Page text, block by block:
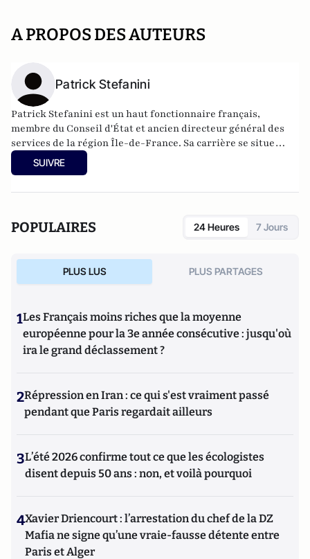
A PROPOS DES AUTEURS
Patrick Stefanini
Patrick Stefanini est un haut fonctionnaire français,
membre du Conseil d'État et ancien directeur général des
services de la région Île-de-France. Sa carrière se situe
entre l'administration et la politique. Diplômé de l'ENA en
1979, il soutient Chirac avant de devenir un proche
de la victoire de Jacques Chirac à la présidentielle en 1995,
avant donc de conduire François Fillon à la victoire de la
primaire, fin 2016. En mars 2017, il renonce à ses fonctions de
directeur de campagne de François Fillon. Patrick Stefanini
de l'élection présidentielle de 2022.
SUIVRE
POPULAIRES 24 Heures 7 Jours
PLUS LUS PLUS PARTAGES
1Les Français moins riches que la moyenne
européenne pour la 3e année consécutive : jusqu'où
ira le grand déclassement ?
2Répression en Iran : ce qui s'est vraiment passé
pendant que Paris regardait ailleurs
3L’été 2026 confirme tout ce que les écologistes
disent depuis 50 ans : non, et voilà pourquoi
4Xavier Driencourt : l’arrestation du chef de la DZ
Mafia ne signe qu’une vraie-fausse détente entre
Paris et Alger